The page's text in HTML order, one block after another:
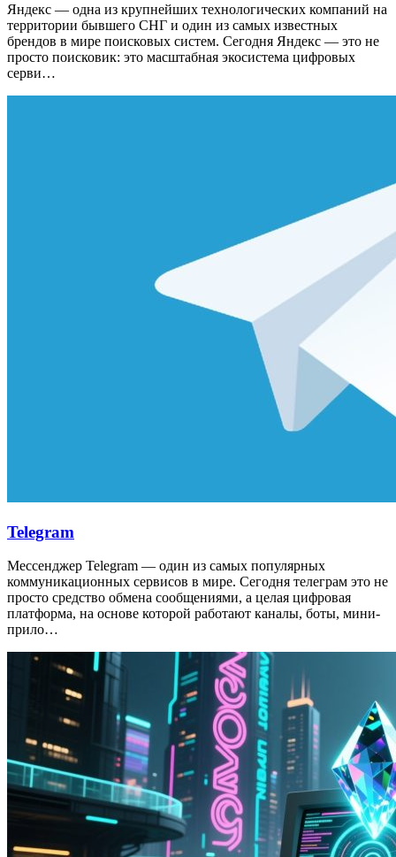
Яндекс — одна из крупнейших технологических компаний на
территории бывшего СНГ и один из самых известных
брендов в мире поисковых систем. Сегодня Яндекс — это не
просто поисковик: это масштабная экосистема цифровых
серви…
Telegram
Мессенджер Telegram — один из самых популярных
коммуникационных сервисов в мире. Сегодня телеграм это не
просто средство обмена сообщениями, а целая цифровая
платформа, на основе которой работают каналы, боты, мини-
прило…